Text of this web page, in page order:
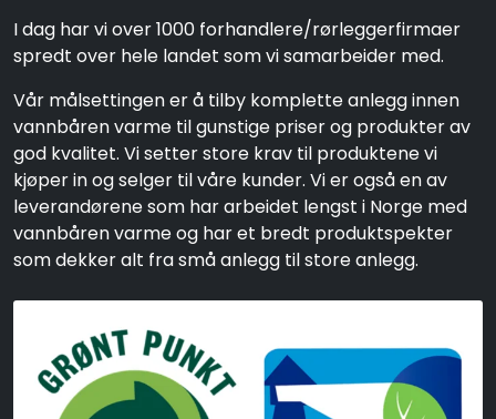
I dag har vi over 1000 forhandlere/rørleggerfirmaer
spredt over hele landet som vi samarbeider med.
Vår målsettingen er å tilby komplette anlegg innen
vannbåren varme til gunstige priser og produkter av
god kvalitet. Vi setter store krav til produktene vi
kjøper in og selger til våre kunder. Vi er også en av
leverandørene som har arbeidet lengst i Norge med
vannbåren varme og har et bredt produktspekter
som dekker alt fra små anlegg til store anlegg.